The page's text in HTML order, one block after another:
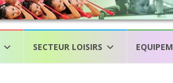
SECTEUR LOISIRS